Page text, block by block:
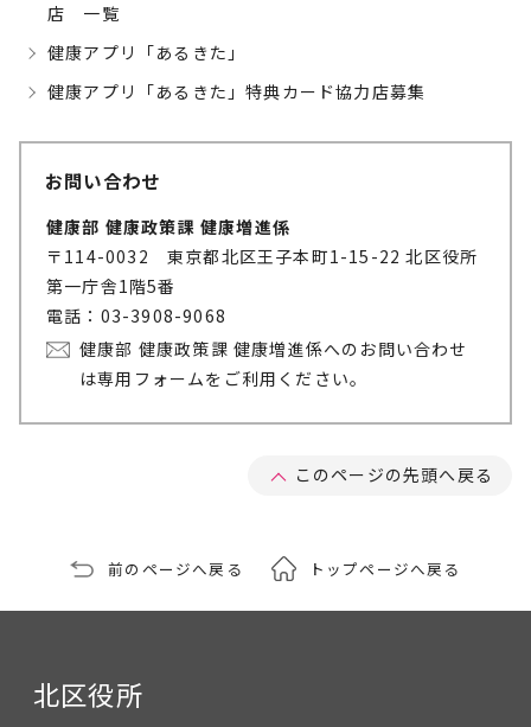
店 一覧
健康アプリ「あるきた」
健康アプリ「あるきた」特典カード協力店募集
お問い合わせ
健康部 健康政策課 健康増進係
〒114-0032 東京都北区王子本町1-15-22 北区役所
第一庁舎1階5番
電話：03-3908-9068
健康部 健康政策課 健康増進係へのお問い合わせ
は専用フォームをご利用ください。
このページの先頭へ戻る
前のページへ戻る トップページへ戻る
北区役所